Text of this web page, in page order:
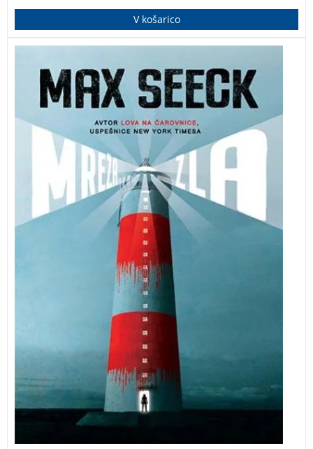
V košarico
Novi roman nagrajenega finskega avtorja Maxa
Seecka.